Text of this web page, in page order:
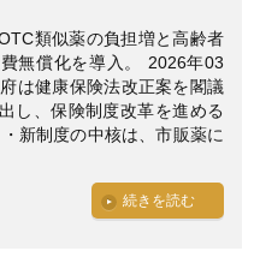
類似薬の負担増と高齢者
無償化を導入。 2026年03
は健康保険法改正案を閣議
し、保険制度改革を進める
新制度の中核は、市販薬に
続きを読む